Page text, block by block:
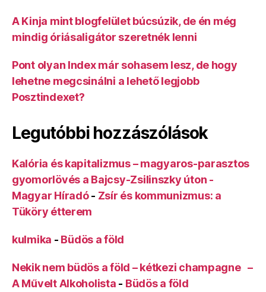
A Kinja mint blogfelület búcsúzik, de én még
mindig óriásaligátor szeretnék lenni
Pont olyan Index már sohasem lesz, de hogy
lehetne megcsinálni a lehető legjobb
Posztindexet?
Legutóbbi hozzászólások
Kalória és kapitalizmus – magyaros-parasztos
gyomorlövés a Bajcsy-Zsilinszky úton -
Magyar Híradó- Zsír és kommunizmus: a
Tüköry étterem
kulmika - Büdös a föld
Nekik nem büdös a föld – kétkezi champagne –
A Művelt Alkoholista - Büdös a föld